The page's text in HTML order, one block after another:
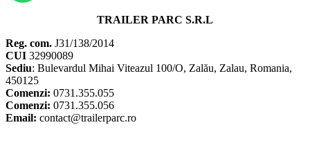
TRAILER PARC S.R.L
Reg. com. J31/138/2014
CUI 32990089
Sediu: Bulevardul Mihai Viteazul 100/O, Zalău, Zalau, Romania,
450125
Comenzi: 0731.355.055
Comenzi: 0731.355.056
Email: contact@trailerparc.ro